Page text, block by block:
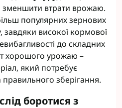
зменшити втрати врожаю.
популярних зернових
завдяки високої кормової
до складних
хорошого урожаю –
який потребує
зберігання.
боротися з